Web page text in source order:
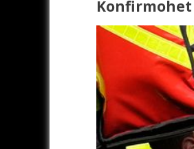
Konfirmohet